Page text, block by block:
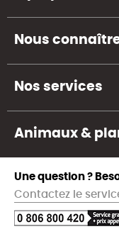
Nous
Nos services
Animaux &
Une question ?
Contactez le